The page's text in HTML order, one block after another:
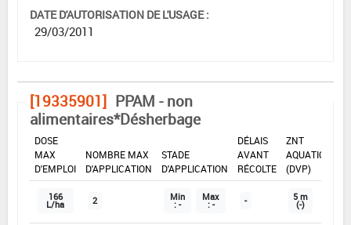
DATE D'AUTORISATION DE L'USAGE :
29/03/2011
[19335901] PPAM - non
alimentaires*Désherbage
DOSE
MAX
D'EMPLOI
NOMBRE MAX
D'APPLICATION
STADE
D'APPLICATION
DÉLAIS
AVANT
RÉCOLTE
ZNT
AQUATIQUE
(DVP)
166
L/ha 2 Min
: -
Max
: - - 5 m
(-)